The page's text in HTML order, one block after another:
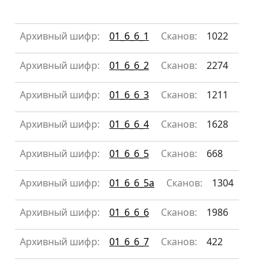
Архивный шифр: 01_6_6_1 Сканов: 1022
Архивный шифр: 01_6_6_2 Сканов: 2274
Архивный шифр: 01_6_6_3 Сканов: 1211
Архивный шифр: 01_6_6_4 Сканов: 1628
Архивный шифр: 01_6_6_5 Сканов: 668
Архивный шифр: 01_6_6_5а Сканов: 1304
Архивный шифр: 01_6_6_6 Сканов: 1986
Архивный шифр: 01_6_6_7 Сканов: 422